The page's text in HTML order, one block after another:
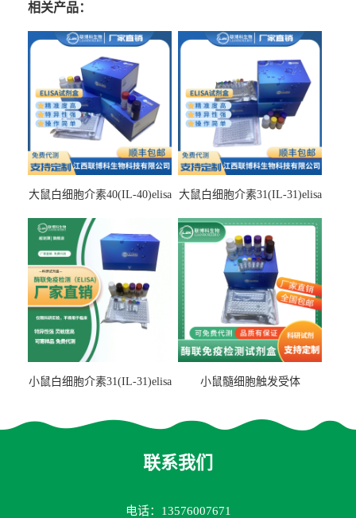
相关产品：
大鼠白细胞介素40(IL-40)elisa
大鼠白细胞介素31(IL-31)elisa
小鼠白细胞介素31(IL-31)elisa
小鼠髓细胞触发受体
联系我们
电话：13576007671